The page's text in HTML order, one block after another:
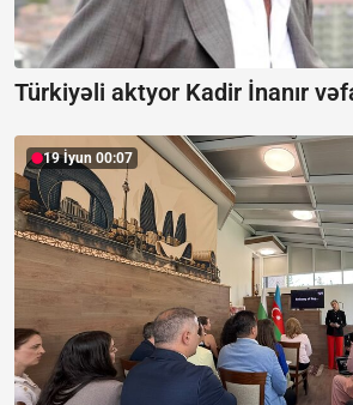
Türkiyəli aktyor Kadir İnanır
19 İyun 00:07